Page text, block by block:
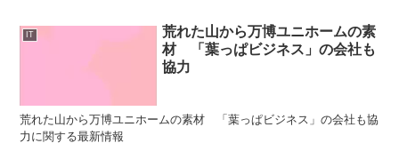
IT
荒れた山から万博ユニホームの素
材 「葉っぱビジネス」の会社も
協力
荒れた山から万博ユニホームの素材 「葉っぱビジネス」の会社も協
力に関する最新情報